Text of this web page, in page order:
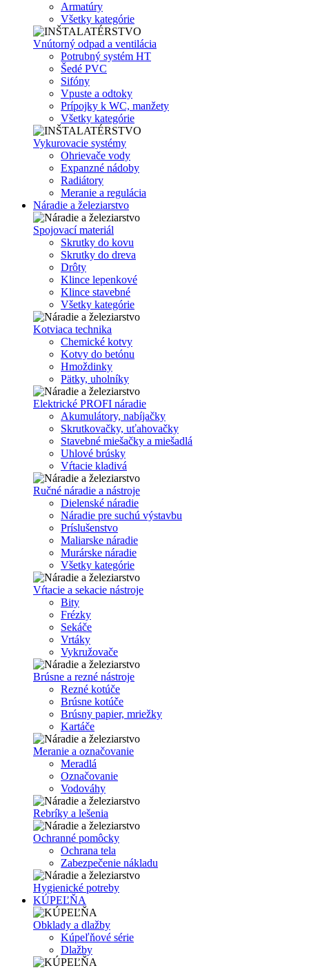
Armatúry
Všetky kategórie
Vnútorný odpad a ventilácia
Potrubný systém HT
Šedé PVC
Sifóny
Vpuste a odtoky
Prípojky k WC, manžety
Všetky kategórie
Vykurovacie systémy
Ohrievače vody
Expanzné nádoby
Radiátory
Meranie a regulácia
Náradie a železiarstvo
Spojovací materiál
Skrutky do kovu
Skrutky do dreva
Drôty
Klince lepenkové
Klince stavebné
Všetky kategórie
Kotviaca technika
Chemické kotvy
Kotvy do betónu
Hmoždinky
Pätky, uholníky
Elektrické PROFI náradie
Akumulátory, nabíjačky
Skrutkovačky, uťahovačky
Stavebné miešačky a miešadlá
Uhlové brúsky
Vŕtacie kladivá
Ručné náradie a nástroje
Dielenské náradie
Náradie pre suchú výstavbu
Príslušenstvo
Maliarske náradie
Murárske náradie
Všetky kategórie
Vŕtacie a sekacie nástroje
Bity
Frézky
Sekáče
Vrtáky
Vykružovače
Brúsne a rezné nástroje
Rezné kotúče
Brúsne kotúče
Brúsny papier, mriežky
Kartáče
Meranie a označovanie
Meradlá
Označovanie
Vodováhy
Rebríky a lešenia
Ochranné pomôcky
Ochrana tela
Zabezpečenie nákladu
Hygienické potreby
KÚPEĽŇA
Obklady a dlažby
Kúpeľňové série
Dlažby